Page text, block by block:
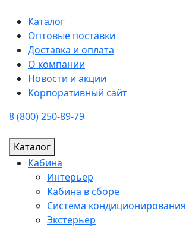
Каталог
Оптовые поставки
Доставка и оплата
О компании
Новости и акции
Корпоративный сайт
8 (800) 250-89-79
Каталог
Кабина
Интерьер
Кабина в сборе
Система кондиционирования
Экстерьер